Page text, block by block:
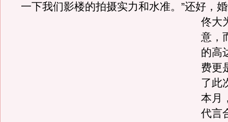
一下我们影楼的拍摄实力和水准。 ”还好，
佟大
意，
的高
费更
了此
本月
代言